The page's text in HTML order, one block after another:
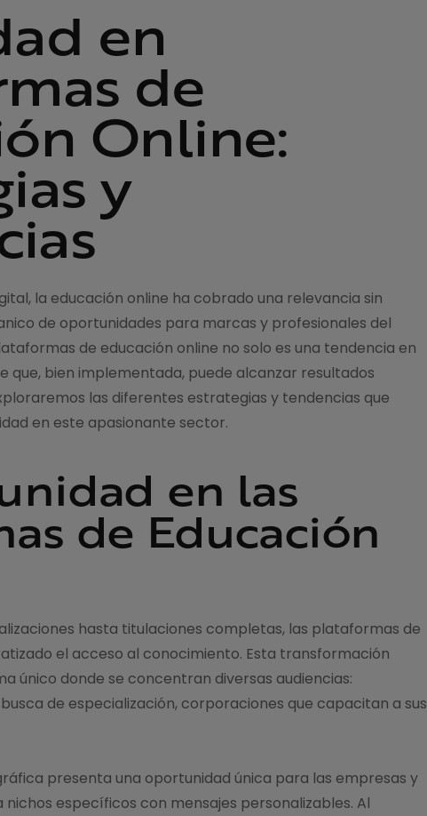
en
de
Online:
y
la educación online ha cobrado una relevancia sin
de oportunidades para marcas y profesionales del
de educación online no solo es una tendencia en
que, bien implementada, puede alcanzar resultados
las diferentes estrategias y tendencias que
en este apasionante sector.
en las
de Educación
hasta titulaciones completas, las plataformas de
el acceso al conocimiento. Esta transformación
único donde se concentran diversas audiencias:
de especialización, corporaciones que capacitan a sus
presenta una oportunidad única para las empresas y
específicos con mensajes personalizables. Al